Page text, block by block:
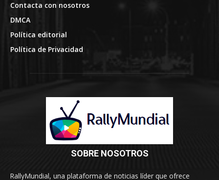
Contacta con nosotros
DMCA
Política editorial
Política de Privacidad
SOBRE NOSOTROS
RallyMundial, una plataforma de noticias líder que ofrece